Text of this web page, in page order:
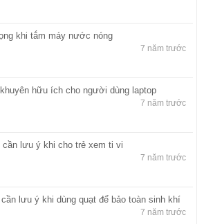
khi tắm máy nước nóng
7 năm trước
hữu ích cho người dùng laptop
7 năm trước
cần lưu ý khi cho trẻ xem ti vi
7 năm trước
lưu ý khi dùng quạt để bảo toàn sinh khí
7 năm trước